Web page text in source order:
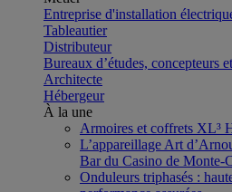
Entreprise d'installation
Tableautier
Distributeur
Bureaux d’études, concepteurs
Architecte
Hébergeur
À la une
Armoires et coffrets XL³
L’appareillage Art
Bar du Casino de Monte-
Onduleurs triphasés :